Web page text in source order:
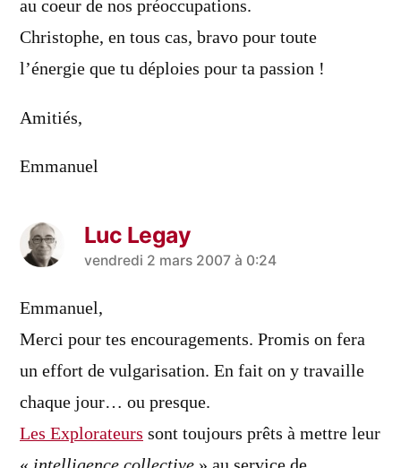
au coeur de nos préoccupations.
Christophe, en tous cas, bravo pour toute
l’énergie que tu déploies pour ta passion !
Amitiés,
Emmanuel
Luc Legay
a
dit :
vendredi 2 mars 2007 à 0:24
Emmanuel,
Merci pour tes encouragements. Promis on fera
un effort de vulgarisation. En fait on y travaille
chaque jour… ou presque.
Les Explorateurs sont toujours prêts à mettre leur